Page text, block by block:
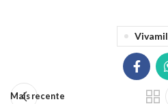
Vivamil
Mais recente